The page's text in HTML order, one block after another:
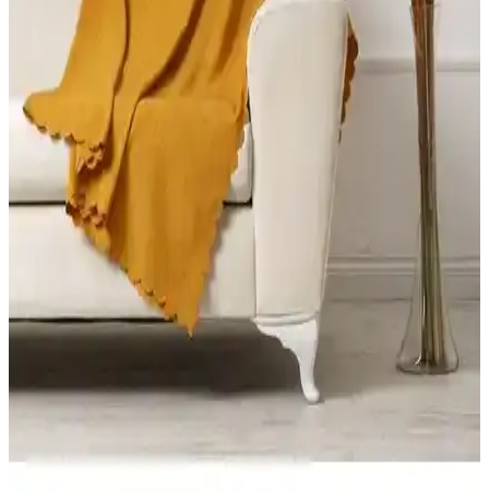
Karaca Home Wilma Antrasit Koltuk Örtüsü
İncelemesi ve Kullanıcı Yorumları
Wilma antrasit koltuk örtüsü, şık tasarımı ve kullanım kolaylığıyla
öne çıkar. Yıkama sonrası çekme sorunlarına dikkat edilmelidir,
estetik ve dayanıklılık açısından kullanıcı yorumları önemli bilgiler
sunar.
Bright Home ve Faiend Koltuk Kılıfı Örtüsü
Karşılaştırması: Malzeme, Uyum ve Bakım
Bu karşılaştırma Bright Home 3.3.1.1 ile Faiend bal peteği desenli
koltuk kılıfı/örtüsü modellerinin malzeme, kapsama, desen ve bakım
talimatlarını teknik olarak inceler; kullanıcı yorumlarıyla dengeli bir
değerlendirme sunar.
FavoriTeks Koltuk Çekyat Örtüsü: Şık ve Dayanıklı
Tasarım ile Konfor ve Estetik Bir Arada
ve kullanışlıdır, ev dekorasyonunu tamamlar.